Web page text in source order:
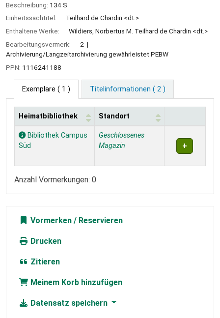
Beschreibung: 134 S
Einheitssachtitel:
Teilhard de Chardin <dt.>
Enthaltene Werke:
Wildiers, Norbertus M. Teilhard de Chardin <dt.>
Bearbeitungsvermerk:
2
Archivierung/Langzeitarchivierung gewährleistet PEBW
PPN: 1116241188
Exemplare ( 1 ) Titelinformationen ( 2 )
Exemplare
Heimatbibliothek Standort
Bibliothek Campus
Süd
Geschlossenes
Magazin
Anzahl Vormerkungen: 0
Vormerken
Drucken
Zitieren
Meinem Korb hinzufügen
Datensatz speichern